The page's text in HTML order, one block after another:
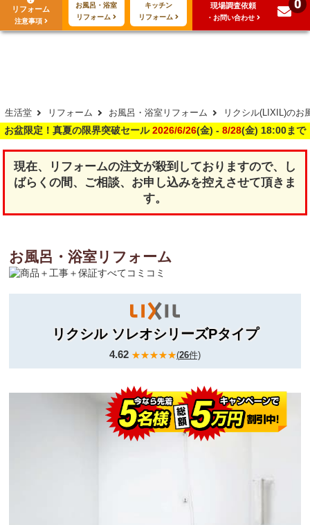
ご利用 288 万･工事実績 万件!
リフォーム
注意事項
お風呂・浴室
リフォーム
キッチン
リフォーム
現場調査依頼
・お問い合わせ
0
生活堂 リフォーム お風呂・浴室リフォーム リクシル(LIXIL)のお
お盆限定！真夏の限界突破セール2026/6/26(金) - 8/28(金) 18:00まで
現在、リフォームの注文が殺到しておりますので、し
ばらくの間、ご相談、お申し込みを控えさせて頂きま
す。
お風呂・浴室リフォーム
リクシル ソレオシリーズPタイプ
4.62 (26件)